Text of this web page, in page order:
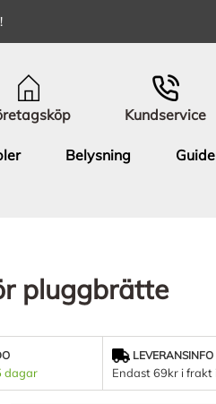
Kundservice
Belysning
pluggbrätte
dagar
LEVERANSINFO
Endast 69kr i frakt